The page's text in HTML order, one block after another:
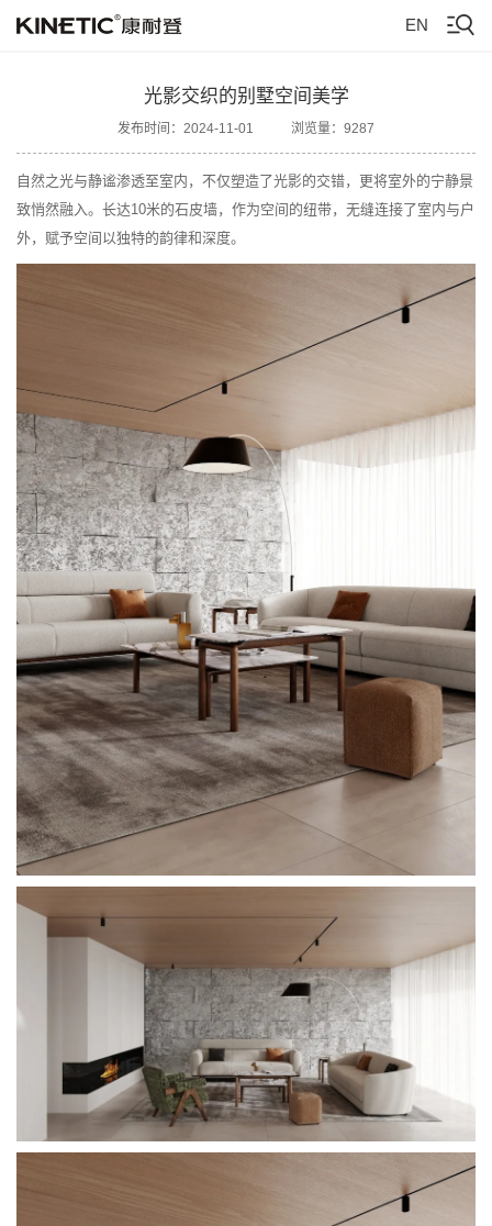
EN
光影交织的别墅空间美学
发布时间：2024-11-01 浏览量：9287
自然之光与静谧渗透至室内，不仅塑造了光影的交错，更将室外的宁静景
致悄然融入。长达10米的石皮墙，作为空间的纽带，无缝连接了室内与户
外，赋予空间以独特的韵律和深度。